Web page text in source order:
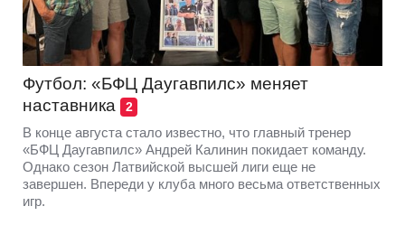
Футбол: «БФЦ Даугавпилс» меняет
наставника
2
В конце августа стало известно, что главный тренер
«БФЦ Даугавпилс» Андрей Калинин покидает команду.
Однако сезон Латвийской высшей лиги еще не
завершен. Впереди у клуба много весьма ответственных
игр.